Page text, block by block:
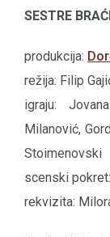
SESTRE
produkcija:
režija: Filip
igraju:
Milanović,
Stoimenovski
scenski
rekvizita: